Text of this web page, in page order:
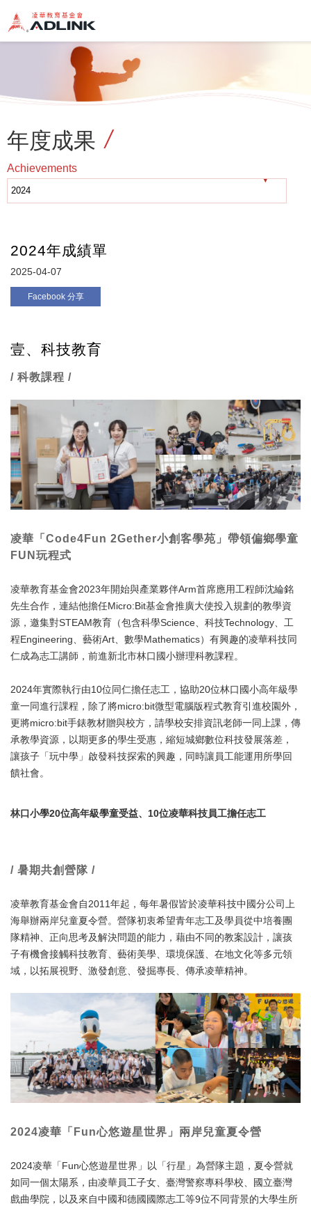
年度成果
Achievements
2024年成績單
2025-04-07
Facebook 分享
壹、科技教育
/ 科教課程 /
凌華「Code4Fun 2Gether小創客學苑」帶領偏鄉學童
FUN玩程式
凌華教育基金會2023年開始與產業夥伴Arm首席應用工程師沈綸銘
先生合作，連結他擔任Micro:Bit基金會推廣大使投入規劃的教學資
源，邀集對STEAM教育（包含科學Science、科技Technology、工
程Engineering、藝術Art、數學Mathematics）有興趣的凌華科技同
仁成為志工講師，前進新北市林口國小辦理科教課程。
2024年實際執行由10位同仁擔任志工，協助20位林口國小高年級學
童一同進行課程，除了將micro:bit微型電腦版程式教育引進校園外，
更將micro:bit手錶教材贈與校方，請學校安排資訊老師一同上課，傳
承教學資源，以期更多的學生受惠，縮短城鄉數位科技發展落差，
讓孩子「玩中學」啟發科技探索的興趣，同時讓員工能運用所學回
饋社會。
林口小學20位高年級學童受益、10位凌華科技員工擔任志工
/ 暑期共創營隊 /
凌華教育基金會自2011年起，每年暑假皆於凌華科技中國分公司上
海舉辦兩岸兒童夏令營。營隊初衷希望青年志工及學員從中培養團
隊精神、正向思考及解決問題的能力，藉由不同的教案設計，讓孩
子有機會接觸科技教育、藝術美學、環境保護、在地文化等多元領
域，以拓展視野、激發創意、發掘專長、傳承凌華精神。
2024凌華「Fun心悠遊星世界」兩岸兒童夏令營
2024凌華「Fun心悠遊星世界」以「行星」為營隊主題，夏令營就
如同一個太陽系，由凌華員工子女、臺灣警察專科學校、國立臺灣
戲曲學院，以及來自中國和德國國際志工等9位不同背景的大學生所